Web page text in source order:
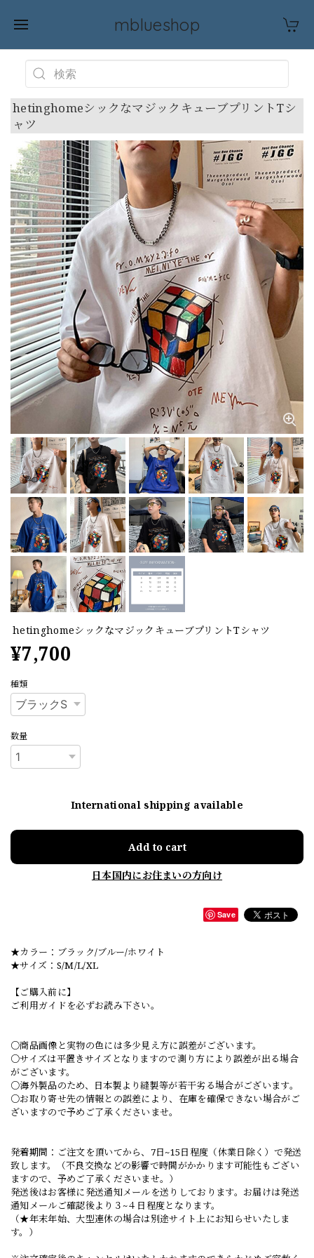
mblueshop
hetinghomeシックなマジックキューブプリントTシ
ャツ
hetinghomeシックなマジックキューブプリントTシャツ
¥7,700
種類
数量
International shipping available
Add to cart
日本国内にお住まいの方向け
Save
★カラー：ブラック/ブルー/ホワイト
★サイズ：S/M/L/XL
【ご購入前に】
ご利用ガイドを必ずお読み下さい。
○商品画像と実物の色には多少見え方に誤差がございます。
○サイズは平置きサイズとなりますので測り方により誤差が出る場合
がございます。
○海外製品のため、日本製より縫製等が若干劣る場合がございます。
○お取り寄せ先の情報との誤差により、在庫を確保できない場合がご
ざいますので予めご了承くださいませ。
発着期間：ご注文を頂いてから、7日~15日程度（休業日除く）で発送
致します。（不良交換などの影響で時間がかかります可能性もござい
ますので、予めご了承くださいませ。）
発送後はお客様に発送通知メールを送りしております。お届けは発送
通知メールご確認後より３~４日程度となります。
（★年末年始、大型連休の場合は別途サイト上にお知らせいたしま
す。）